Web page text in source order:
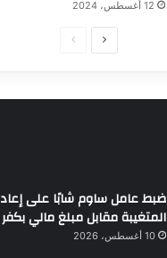
12 أغسطس، 2024
الصفحةالصفحة
ضبط عامل ساوم شابًا على
المتغيبة مقابل مبلغ مالي
10 أغسطس، 2026